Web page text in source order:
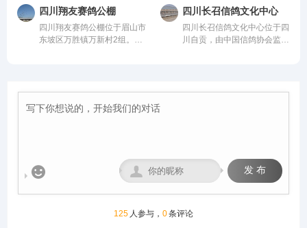
均达到业内领先水平，为广大
鸽友创造一个心神向往的赛鸽
净地。
设施到饲养团队，均达到业内
领先水平，为广大鸽友创造一
个心神向往的赛鸽净地。
赛环境，是专为广大鸽友打造
的专业赛鸽竞技平台。公棚总
占地面积70余亩，主棚长218
米、宽28米，可容纳赛鸽2.5
贫攻坚先进个人”。旗下拥有
新材料能源、 医疗健康、养
生酒业、信鸽竞技为核心板块
的多元化控股企业。始终坚
大鸽友竞翔比赛坐拥强大后
四川翔友赛鸽公棚
四川翔友赛鸽公棚位于眉山市
东坡区万胜镇万新村2组。气
长、训养与竞翔提供了理想场
多平方米。公棚一字型排列，
能容纳一万五千余羽的赛鸽。
线，规划多关阶梯式竞赛体
四川长召信鸽文化中心
四川长召信鸽文化中心位于四
川自贡，由中国信鸽协会监
 发 布

125 人参与， 0条评论